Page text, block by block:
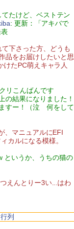
たけど、ベストテン
: 更新：「アキバで
下さった方、どうも
品をお届けしたいと思
けたPC萌えキャラ人
リこんばんです
結果になりました！
すー！（泣 何をして
、マニュアルにEFI
ィカルになる模様。
というか、うちの猫の
えんとりー3い...はわ
列